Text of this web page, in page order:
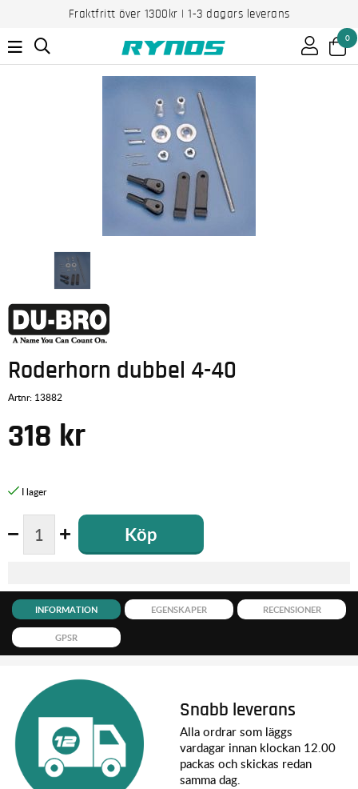
Fraktfritt över 1300kr | 1-3 dagars leverans
0
Roderhorn dubbel 4-40
Artnr: 13882
318 kr
Köp
INFORMATION EGENSKAPER RECENSIONER
GPSR
Snabb leverans
Alla ordrar som läggs
vardagar innan klockan 12.00
packas och skickas redan
samma dag.